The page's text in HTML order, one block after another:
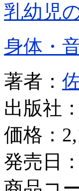
乳幼児
身体・
著者：
出版社：
価格：
発売日